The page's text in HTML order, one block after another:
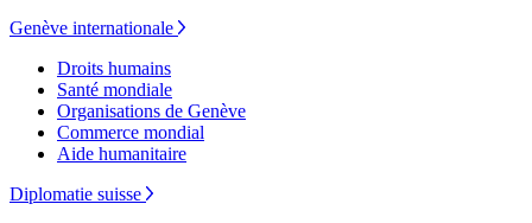
Genève internationale
Droits humains
Santé mondiale
Organisations de Genève
Commerce mondial
Aide humanitaire
Diplomatie suisse